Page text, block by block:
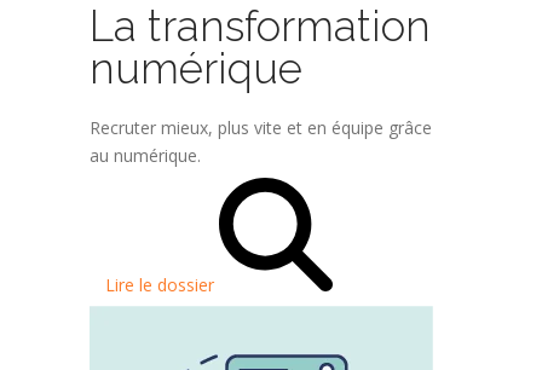
La transformation
numérique
Recruter mieux, plus vite et en équipe grâce
au numérique.
Lire le dossier